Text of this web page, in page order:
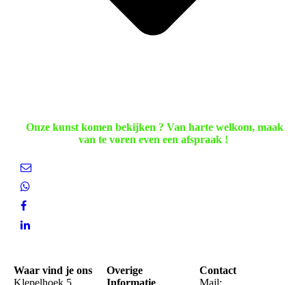
Onze kunst komen bekijken ? Van harte welkom, maak
van te voren even een afspraak !
Waar vind je ons
Klepelhoek 5
Overige
Informatie
Contact
Mail: